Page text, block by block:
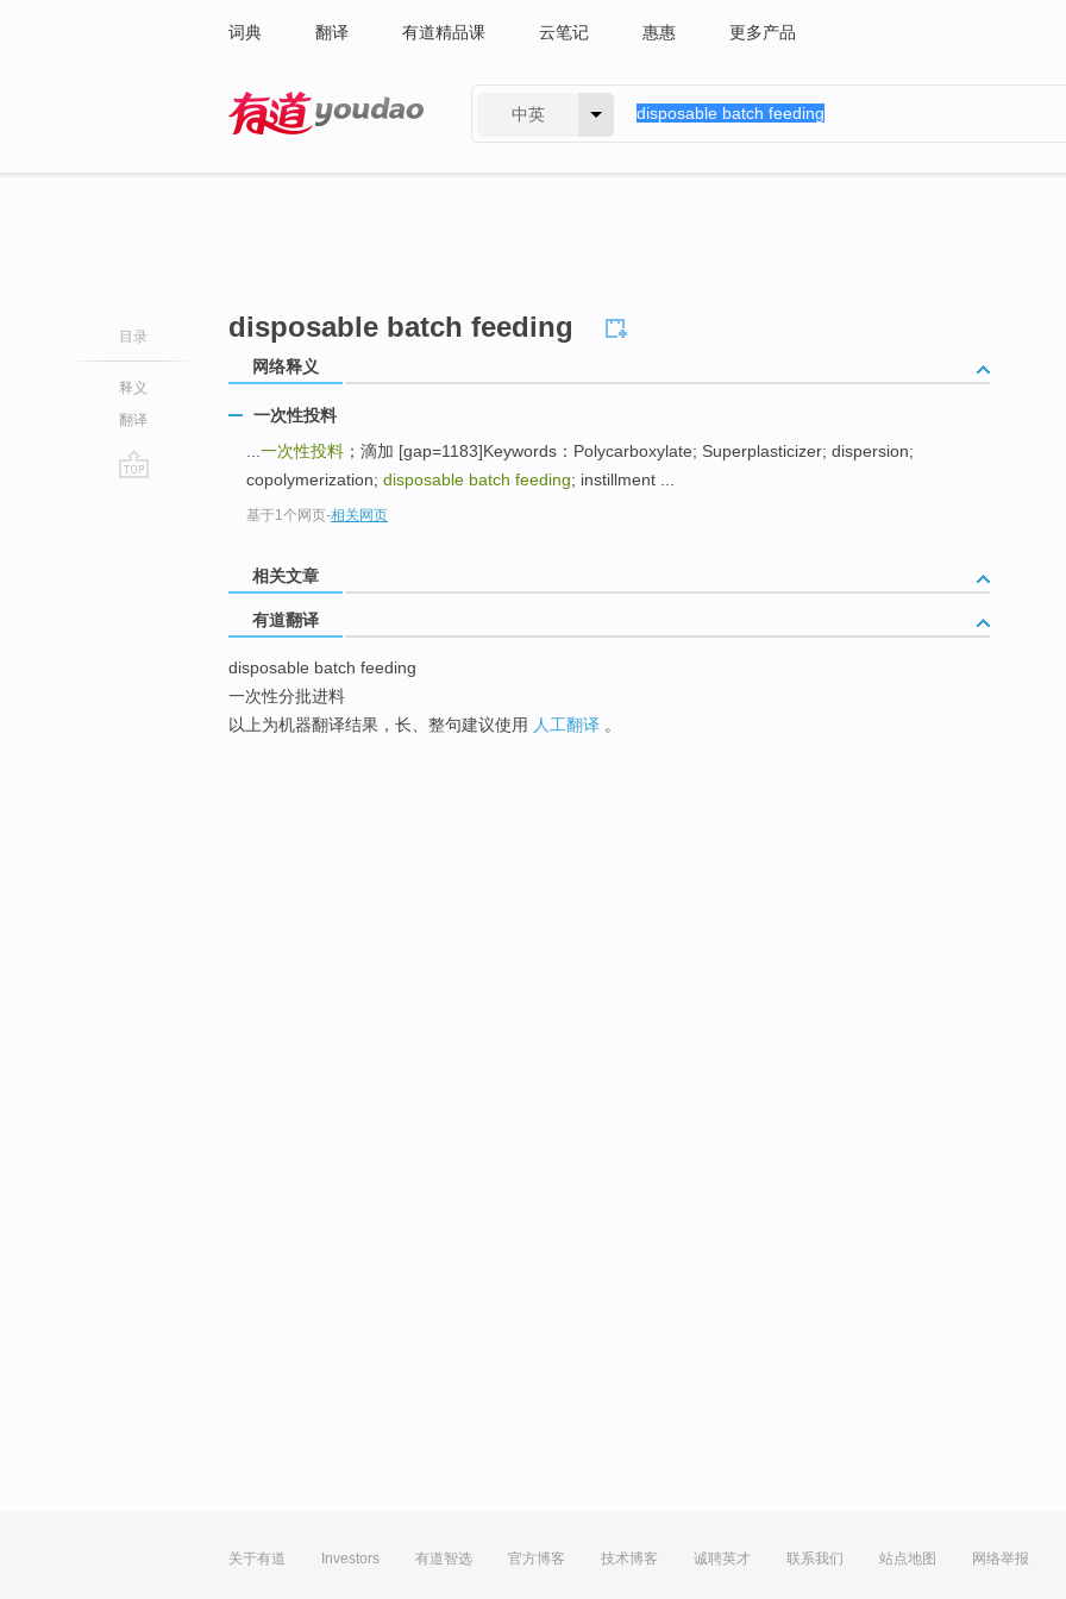
词典 翻译 有道精品课 云笔记 惠惠 更多产品
中英
目录
释义
翻译
disposable batch feeding
网络释义
一次性投料
一次性投料 ；滴加 [gap=1183]Keywords：Polycarboxylate; Superplasticizer; dispersion;
copolymerization; disposable batch feeding; instillment ...
基于1个网页-相关网页
相关文章
有道翻译
disposable batch feeding
一次性分批进料
以上为机器翻译结果，长、整句建议使用 人工翻译 。
关于有道 Investors 有道智选 官方博客 技术博客 诚聘英才 联系我们 站点地图 网络举报